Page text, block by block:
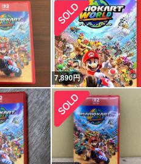
7,890円